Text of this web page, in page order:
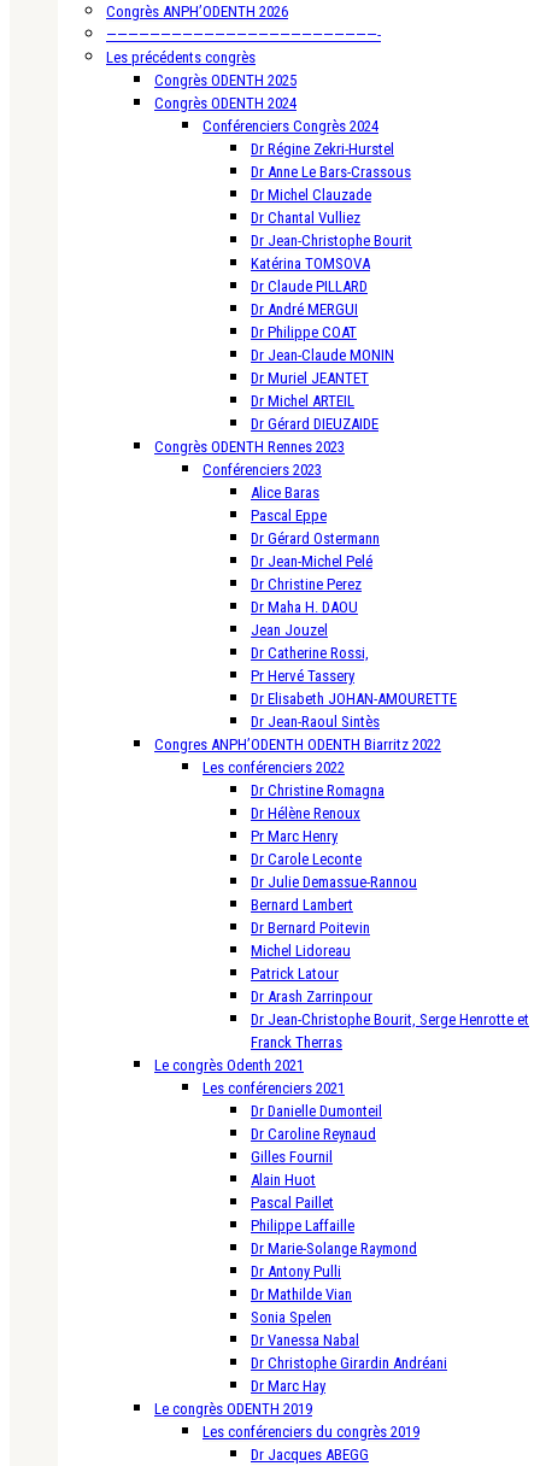
Congrès ANPH’ODENTH 2026
—————————————————————————-
Les précédents congrès
Congrès ODENTH 2025
Congrès ODENTH 2024
Conférenciers Congrès 2024
Dr Régine Zekri-Hurstel
Dr Anne Le Bars-Crassous
Dr Michel Clauzade
Dr Chantal Vulliez
Dr Jean-Christophe Bourit
Katérina TOMSOVA
Dr Claude PILLARD
Dr André MERGUI
Dr Philippe COAT
Dr Jean-Claude MONIN
Dr Muriel JEANTET
Dr Michel ARTEIL
Dr Gérard DIEUZAIDE
Congrès ODENTH Rennes 2023
Conférenciers 2023
Alice Baras
Pascal Eppe
Dr Gérard Ostermann
Dr Jean-Michel Pelé
Dr Christine Perez
Dr Maha H. DAOU
Jean Jouzel
Dr Catherine Rossi,
Pr Hervé Tassery
Dr Elisabeth JOHAN-AMOURETTE
Dr Jean-Raoul Sintès
Congres ANPH’ODENTH ODENTH Biarritz 2022
Les conférenciers 2022
Dr Christine Romagna
Dr Hélène Renoux
Pr Marc Henry
Dr Carole Leconte
Dr Julie Demassue-Rannou
Bernard Lambert
Dr Bernard Poitevin
Michel Lidoreau
Patrick Latour
Dr Arash Zarrinpour
Dr Jean-Christophe Bourit, Serge Henrotte et
Franck Therras
Le congrès Odenth 2021
Les conférenciers 2021
Dr Danielle Dumonteil
Dr Caroline Reynaud
Gilles Fournil
Alain Huot
Pascal Paillet
Philippe Laffaille
Dr Marie-Solange Raymond
Dr Antony Pulli
Dr Mathilde Vian
Sonia Spelen
Dr Vanessa Nabal
Dr Christophe Girardin Andréani
Dr Marc Hay
Le congrès ODENTH 2019
Les conférenciers du congrès 2019
Dr Jacques ABEGG